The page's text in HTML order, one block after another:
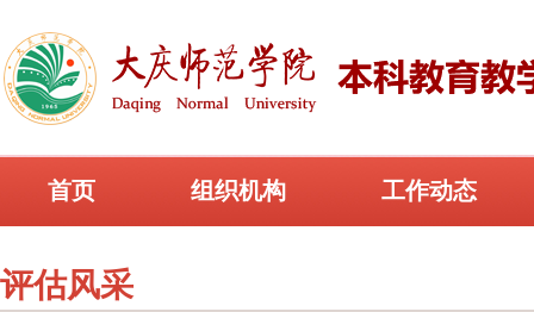
首页 组织机构 工作动态
评估风采